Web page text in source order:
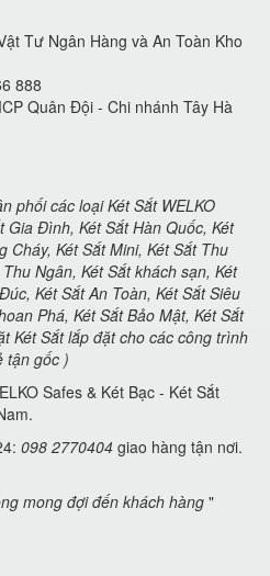
Tư Ngân Hàng và An Toàn Kho
888
Quân Đội - Chi nhánh Tây Hà
phối các loại Két Sắt WELKO
Gia Đình, Két Sắt Hàn Quốc, Két
Cháy, Két Sắt Mini, Két Sắt Thu
Ngân, Két Sắt khách sạn, Két
Két Sắt An Toàn, Két Sắt Siêu
Phá, Két Sắt Bảo Mật, Két Sắt
Két Sắt lắp đặt cho các công trình
tận gốc )
Safes & Két Bạc - Két Sắt
098 2770404 giao hàng tận nơi.
mong đợi đến khách hàng "